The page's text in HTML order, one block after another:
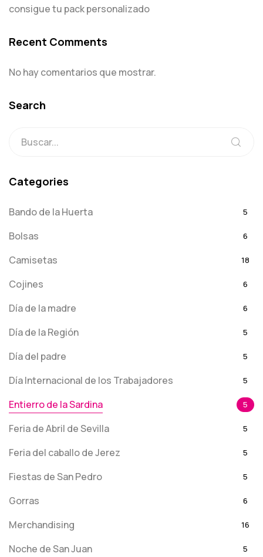
consigue tu pack personalizado
Recent Comments
No hay comentarios que mostrar.
Search
Categories
Bando de la Huerta 5
Bolsas 6
Camisetas 18
Cojines 6
Día de la madre 6
Día de la Región 5
Día del padre 5
Día Internacional de los Trabajadores 5
Entierro de la Sardina 5
Feria de Abril de Sevilla 5
Feria del caballo de Jerez 5
Fiestas de San Pedro 5
Gorras 6
Merchandising 16
Noche de San Juan 5